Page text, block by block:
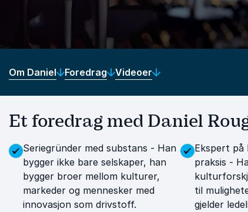
Om Daniel Foredrag Videoer
Et foredrag med Daniel
Seriegründer med substans - Han
bygger ikke bare selskaper, han
bygger broer mellom kulturer,
markeder og mennesker med
innovasjon som drivstoff.
Ekspert på
praksis -
til
gjelder